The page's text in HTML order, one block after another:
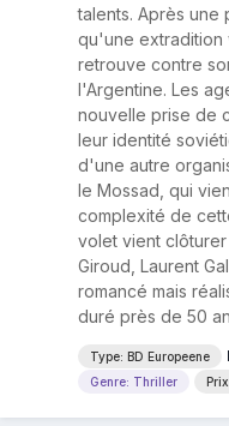
talents. Après une
qu'une extradition
retrouve contre
l'Argentine. Les
nouvelle prise de
leur identité
d'une autre
le Mossad, qui
complexité de
volet vient
Giroud, Laurent
romancé mais
duré près de 50
Type: BD Europeene
Genre: Thriller